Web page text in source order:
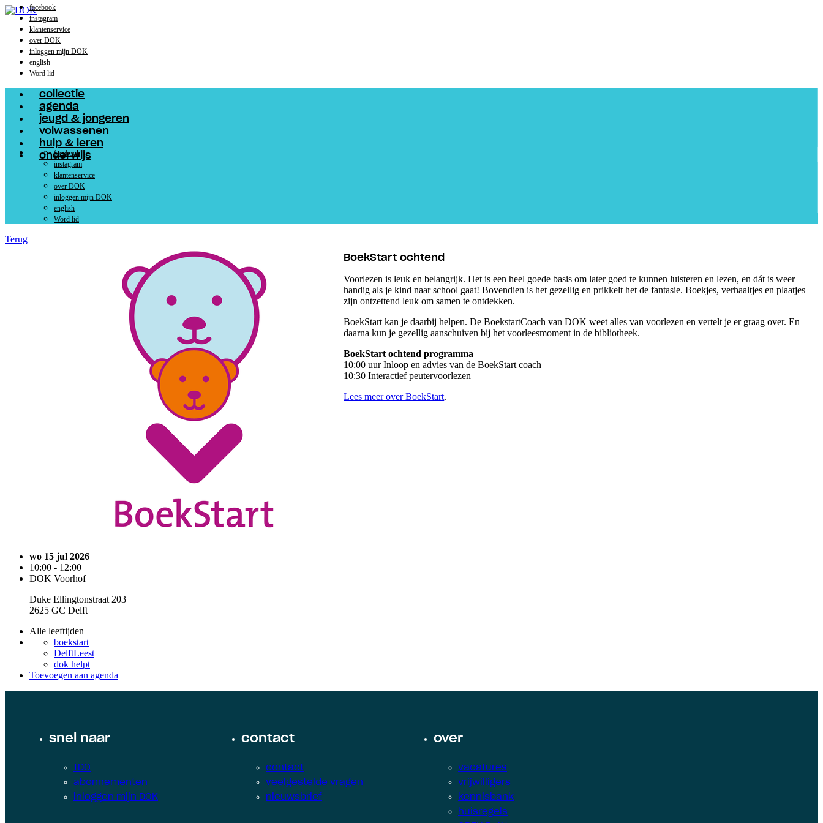
facebook
instagram
klantenservice
over DOK
inloggen mijn DOK
english
Word lid
collectie
agenda
jeugd & jongeren
volwassenen
hulp & leren
onderwijs
facebook
instagram
klantenservice
over DOK
inloggen mijn DOK
english
Word lid
Terug
wo 15 jul 2026
10:00 - 12:00
DOK Voorhof
Duke Ellingtonstraat 203
2625 GC Delft
Alle leeftijden
boekstart
DelftLeest
dok helpt
Toevoegen aan agenda
BoekStart ochtend
Voorlezen is leuk en belangrijk. Het is een heel goede basis om later goed te kunnen luisteren en lezen, en dát is weer
handig als je kind naar school gaat! Bovendien is het gezellig en prikkelt het de fantasie. Boekjes, verhaaltjes en plaatjes
zijn ontzettend leuk om samen te ontdekken.
BoekStart kan je daarbij helpen. De BoekstartCoach van DOK weet alles van voorlezen en vertelt je er graag over. En
daarna kun je gezellig aanschuiven bij het voorleesmoment in de bibliotheek.
BoekStart ochtend programma
10:00 uur Inloop en advies van de BoekStart coach
10:30 Interactief peutervoorlezen
Lees meer over BoekStart.
snel naar
IDO
abonnementen
inloggen mijn DOK
contact
contact
veelgestelde vragen
nieuwsbrief
over
vacatures
vrijwilligers
kennisbank
huisregels